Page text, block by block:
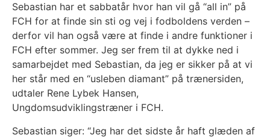
Sebastian har et sabbatår hvor han vil gå “all in” på
FCH for at finde sin sti og vej i fodboldens verden –
derfor vil han også være at finde i andre funktioner i
FCH efter sommer. Jeg ser frem til at dykke ned i
samarbejdet med Sebastian, da jeg er sikker på at vi
her står med en “usleben diamant” på trænersiden,
udtaler Rene Lybek Hansen,
Ungdomsudviklingstræner i FCH.
Sebastian siger: “Jeg har det sidste år haft glæden af